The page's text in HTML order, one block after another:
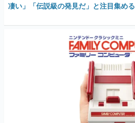
凄い」「伝説級の発見だ」と注目集める